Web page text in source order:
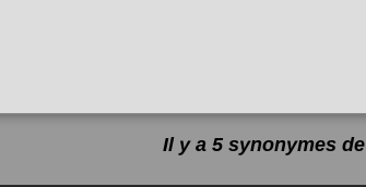
Il y a 5 synonymes de